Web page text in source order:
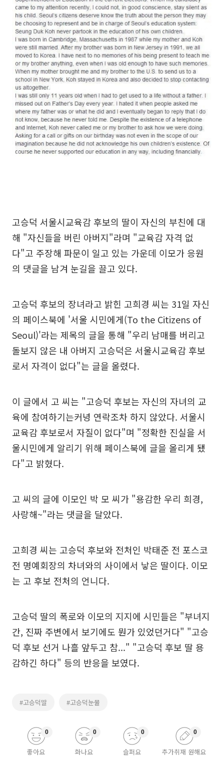
고승덕 서울시교육감 후보의 딸이 자신의 부친에 대
해 "자신들을 버린 아버지"라며 "교육감 자격 없
다"고 주장해 파문이 일고 있는 가운데 이모가 응원
의 댓글을 남겨 눈길을 끌고 있다.
고승덕 후보의 장녀라고 밝힌 고희경 씨는 31일 자신
의 페이스북에 '서울 시민에게(To the Citizens of
Seoul)'라는 제목의 글을 통해 "우리 남매를 버리고
돌보지 않은 내 아버지 고승덕은 서울시교육감 후보
로서 자격이 없다"는 글을 올렸다.
이 글에서 고 씨는 "고승덕 후보는 자신의 자녀의 교
육에 참여하기는커녕 연락조차 하지 않았다. 서울시
교육감 후보로서 자질이 없다"며 "정확한 진실을 서
울시민에게 알리기 위해 페이스북에 글을 올리게 됐
다"고 밝혔다.
고 씨의 글에 이모인 박 모 씨가 "용감한 우리 희경,
사랑해~"라는 댓글을 달았다.
고희경 씨는 고승덕 후보와 전처인 박태준 전 포스코
전 명예회장의 차녀와의 사이에서 낳은 딸이다. 이모
는 고 후보 전처의 언니다.
고승덕 딸의 폭로와 이모의 지지에 시민들은 "부녀지
간, 진짜 주변에서 보기에도 뭔가 있었던거다" "고승
덕 후보 선거 나흘 앞두고 참..." "고승덕 후보 딸 용
감하긴 하다" 등의 반응을 보였다.
#고승덕딸 #고승덕눈물
좋아요
0
화나요
0
슬퍼요
0
추가취재 원해요
0